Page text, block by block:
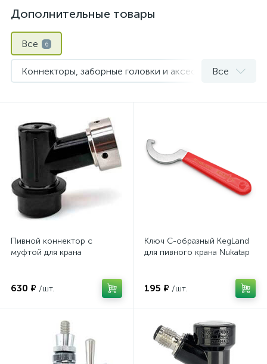
Дополнительные товары
Все 6
Коннекторы, заборные головки и аксессуары для кегов
Уплотнения и прокладки
Все
Пивной коннектор с
муфтой для крана
630 ₽ /шт.
Ключ C-образный KegLand
для пивного крана Nukatap
195 ₽ /шт.